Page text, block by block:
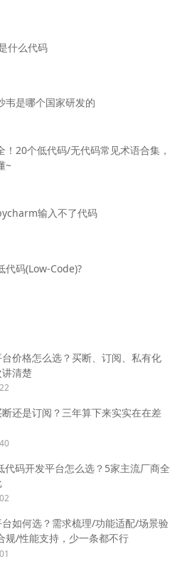
什么代码
韦是哪个国家研发的
！20个低代码/无代码常见术语合集，
~
输入不了代码
代码(Low-Code)?
价格怎么选？买断、订阅、私有化
清楚
还是订阅？三年算下来实实在在差
代码开发平台怎么选？5家主流厂商全
如何选？需求梳理/功能适配/场景验
规/性能支持，少一条都不行